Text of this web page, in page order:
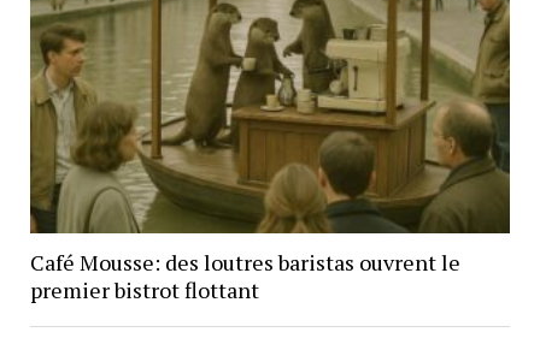
Café Mousse: des loutres baristas ouvrent le
premier bistrot flottant